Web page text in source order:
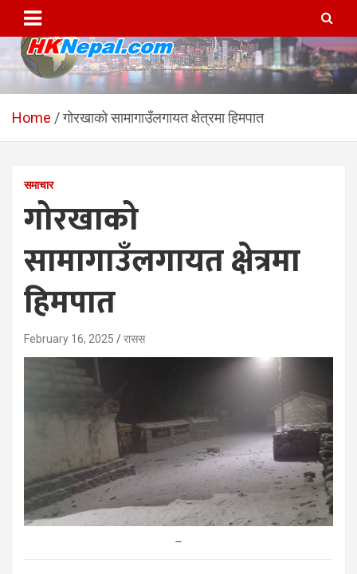
content
HKNepal.com – हङकङबाट
सञ्चालित पहिलो नेपाली अनलाईन
hknepal, hknepal.com, hk nepal, hk nepal com
Home गोरखाको सामागाउँलगायत क्षेत्रमा हिमपात
समाचार
गोरखाको
सामागाउँलगायत क्षेत्रमा
हिमपात
February 16, 2025 रासस
–